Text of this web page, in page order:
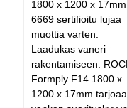
1800 x 1200 x
6669 sertifioitu lujaa
muottia varten.
Laadukas vaneri
rakentamiseen.
Formply F14 1800 x
1200 x 17mm tarjoaa